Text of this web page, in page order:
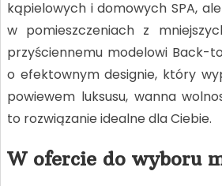
kąpielowych i domowych SPA,
w pomieszczeniach z
przyściennemu modelowi Back-
o efektownym designie, który
powiewem luksusu, wanna
to rozwiązanie idealne dla Ciebie.
W ofercie do wyboru